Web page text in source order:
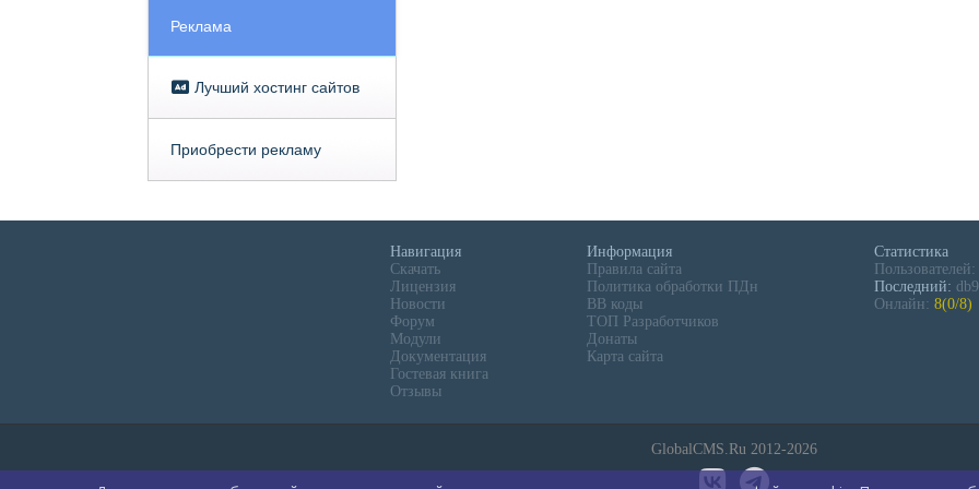
Реклама
Лучший хостинг сайтов
Приобрести рекламу
Навигация
Скачать
Лицензия
Новости
Форум
Модули
Документация
Гостевая книга
Отзывы
Информация
Правила сайта
Политика обработки ПДн
BB коды
ТОП Разработчиков
Донаты
Карта сайта
Статистика
Пользователей:
Последний:
Онлайн: 8(0/8)
GlobalCMS.Ru 2012-2026